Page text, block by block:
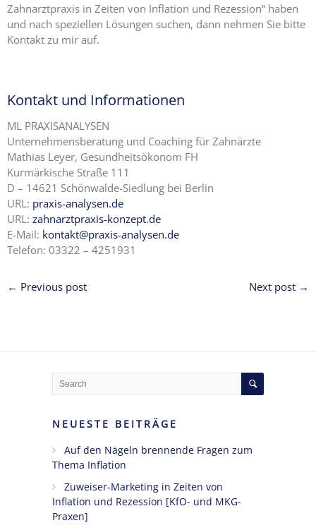
Zahnarztpraxis in Zeiten von Inflation und Rezession“ haben
und nach speziellen Lösungen suchen, dann nehmen Sie bitte
Kontakt zu mir auf.
Kontakt und Informationen
ML PRAXISANALYSEN
Unternehmensberatung und Coaching für Zahnärzte
Mathias Leyer, Gesundheitsökonom FH
Kurmärkische Straße 111
D – 14621 Schönwalde-Siedlung bei Berlin
URL: praxis-analysen.de
URL: zahnarztpraxis-konzept.de
E-Mail: kontakt@praxis-analysen.de
Telefon: 03322 – 4251931
← Previous post Next post →
NEUESTE BEITRÄGE
Auf den Nägeln brennende Fragen zum
Thema Inflation
Zuweiser-Marketing in Zeiten von
Inflation und Rezession [KfO- und MKG-
Praxen]